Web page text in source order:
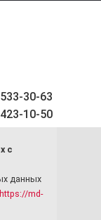
с
данных
https://md-
от
30-63
10-50